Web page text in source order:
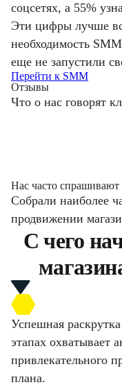
соцсетях, а 55%
Эти цифры лучше
необходимость
еще не запустили
Перейти к SMM
Отзывы
Что о нас говорят
Нас часто спрашивают
Собрали наиболее
продвижении
С чего
Успешная
этапах охватывает
привлекательного
плана.